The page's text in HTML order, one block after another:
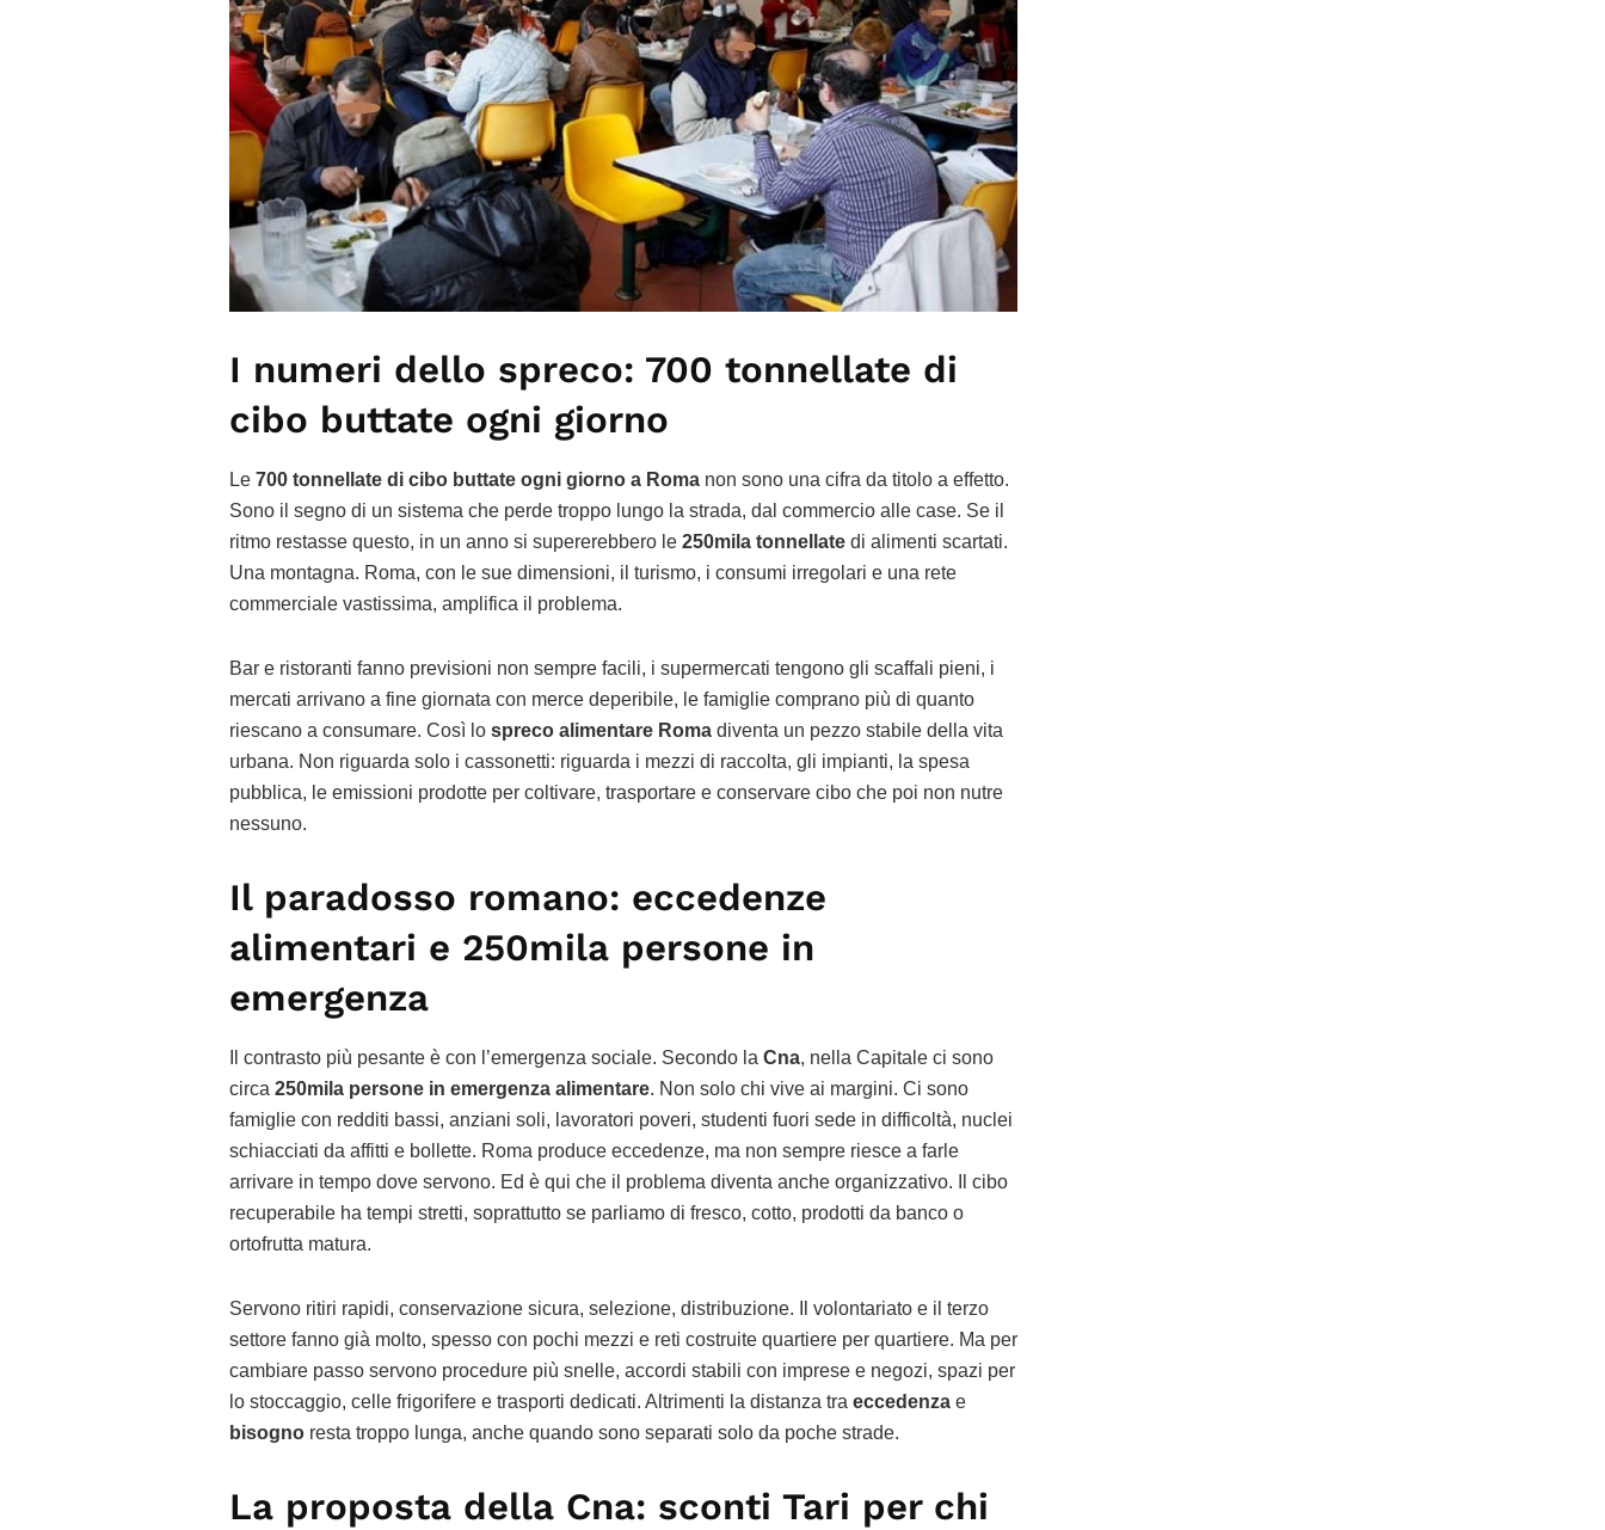
I numeri dello spreco: 700 tonnellate di
cibo buttate ogni giorno
Le 700 tonnellate di cibo buttate ogni giorno a Roma non sono una cifra da titolo a effetto.
Sono il segno di un sistema che perde troppo lungo la strada, dal commercio alle case. Se il
ritmo restasse questo, in un anno si supererebbero le 250mila tonnellate di alimenti scartati.
Una montagna. Roma, con le sue dimensioni, il turismo, i consumi irregolari e una rete
commerciale vastissima, amplifica il problema.
Bar e ristoranti fanno previsioni non sempre facili, i supermercati tengono gli scaffali pieni, i
mercati arrivano a fine giornata con merce deperibile, le famiglie comprano più di quanto
riescano a consumare. Così lo spreco alimentare Roma diventa un pezzo stabile della vita
urbana. Non riguarda solo i cassonetti: riguarda i mezzi di raccolta, gli impianti, la spesa
pubblica, le emissioni prodotte per coltivare, trasportare e conservare cibo che poi non nutre
nessuno.
Il paradosso romano: eccedenze
alimentari e 250mila persone in
emergenza
Il contrasto più pesante è con l’emergenza sociale. Secondo la Cna, nella Capitale ci sono
circa 250mila persone in emergenza alimentare. Non solo chi vive ai margini. Ci sono
famiglie con redditi bassi, anziani soli, lavoratori poveri, studenti fuori sede in difficoltà, nuclei
schiacciati da affitti e bollette. Roma produce eccedenze, ma non sempre riesce a farle
arrivare in tempo dove servono. Ed è qui che il problema diventa anche organizzativo. Il cibo
recuperabile ha tempi stretti, soprattutto se parliamo di fresco, cotto, prodotti da banco o
ortofrutta matura.
Servono ritiri rapidi, conservazione sicura, selezione, distribuzione. Il volontariato e il terzo
settore fanno già molto, spesso con pochi mezzi e reti costruite quartiere per quartiere. Ma per
cambiare passo servono procedure più snelle, accordi stabili con imprese e negozi, spazi per
lo stoccaggio, celle frigorifere e trasporti dedicati. Altrimenti la distanza tra eccedenza e
bisogno resta troppo lunga, anche quando sono separati solo da poche strade.
La proposta della Cna: sconti Tari per chi